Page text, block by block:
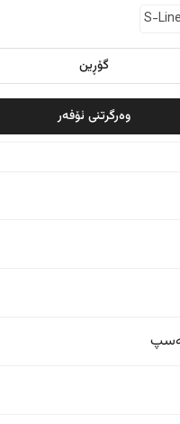
S-Line
گۆڕین
وەرگرتنی ئۆفەر